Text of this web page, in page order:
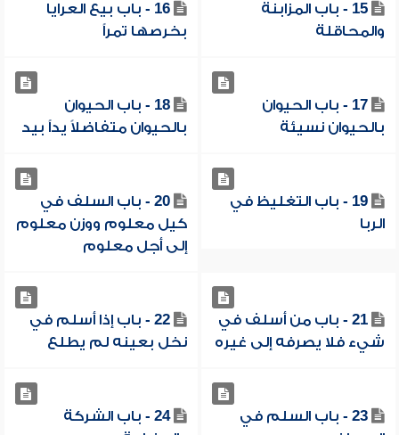
15 - باب المزابنة
والمحاقلة
16 - باب بيع العرايا
بخرصها تمراً
17 - باب الحيوان
بالحيوان نسيئة
18 - باب الحيوان
بالحيوان متفاضلاً يداً بيد
19 - باب التغليظ في
الربا
20 - باب السلف في
كيل معلوم ووزن معلوم
إلى أجل معلوم
21 - باب من أسلف في
شيء فلا يصرفه إلى غيره
22 - باب إذا أسلم في
نخل بعينه لم يطلع
23 - باب السلم في
24 - باب الشركة